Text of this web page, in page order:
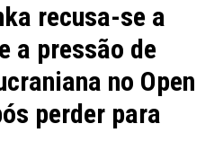
recusa-se a
a pressão de
no Open
perder para